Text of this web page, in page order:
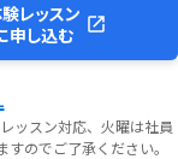
レッスン
申し込む
ッスン対応、火曜は社員
のでご了承ください。